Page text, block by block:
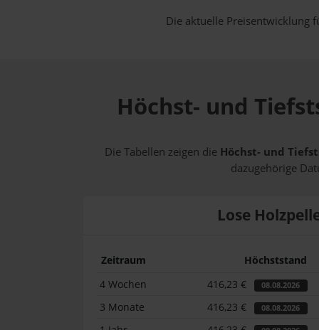
Die aktuelle Preisentwicklung
Höchst- und
Die Tabellen zeigen die Höchst- und
dazugehörige
Lose
Zeitraum Höchststand
4 Wochen
416,23 € 08.08.2026
3 Monate 416,23 € 08.08.2026